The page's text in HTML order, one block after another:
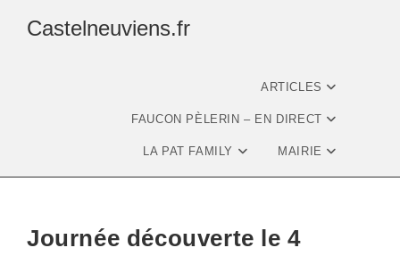
Castelneuviens.fr
ARTICLES
FAUCON PÈLERIN – EN DIRECT
LA PAT FAMILY MAIRIE
​ Journée découverte le 4